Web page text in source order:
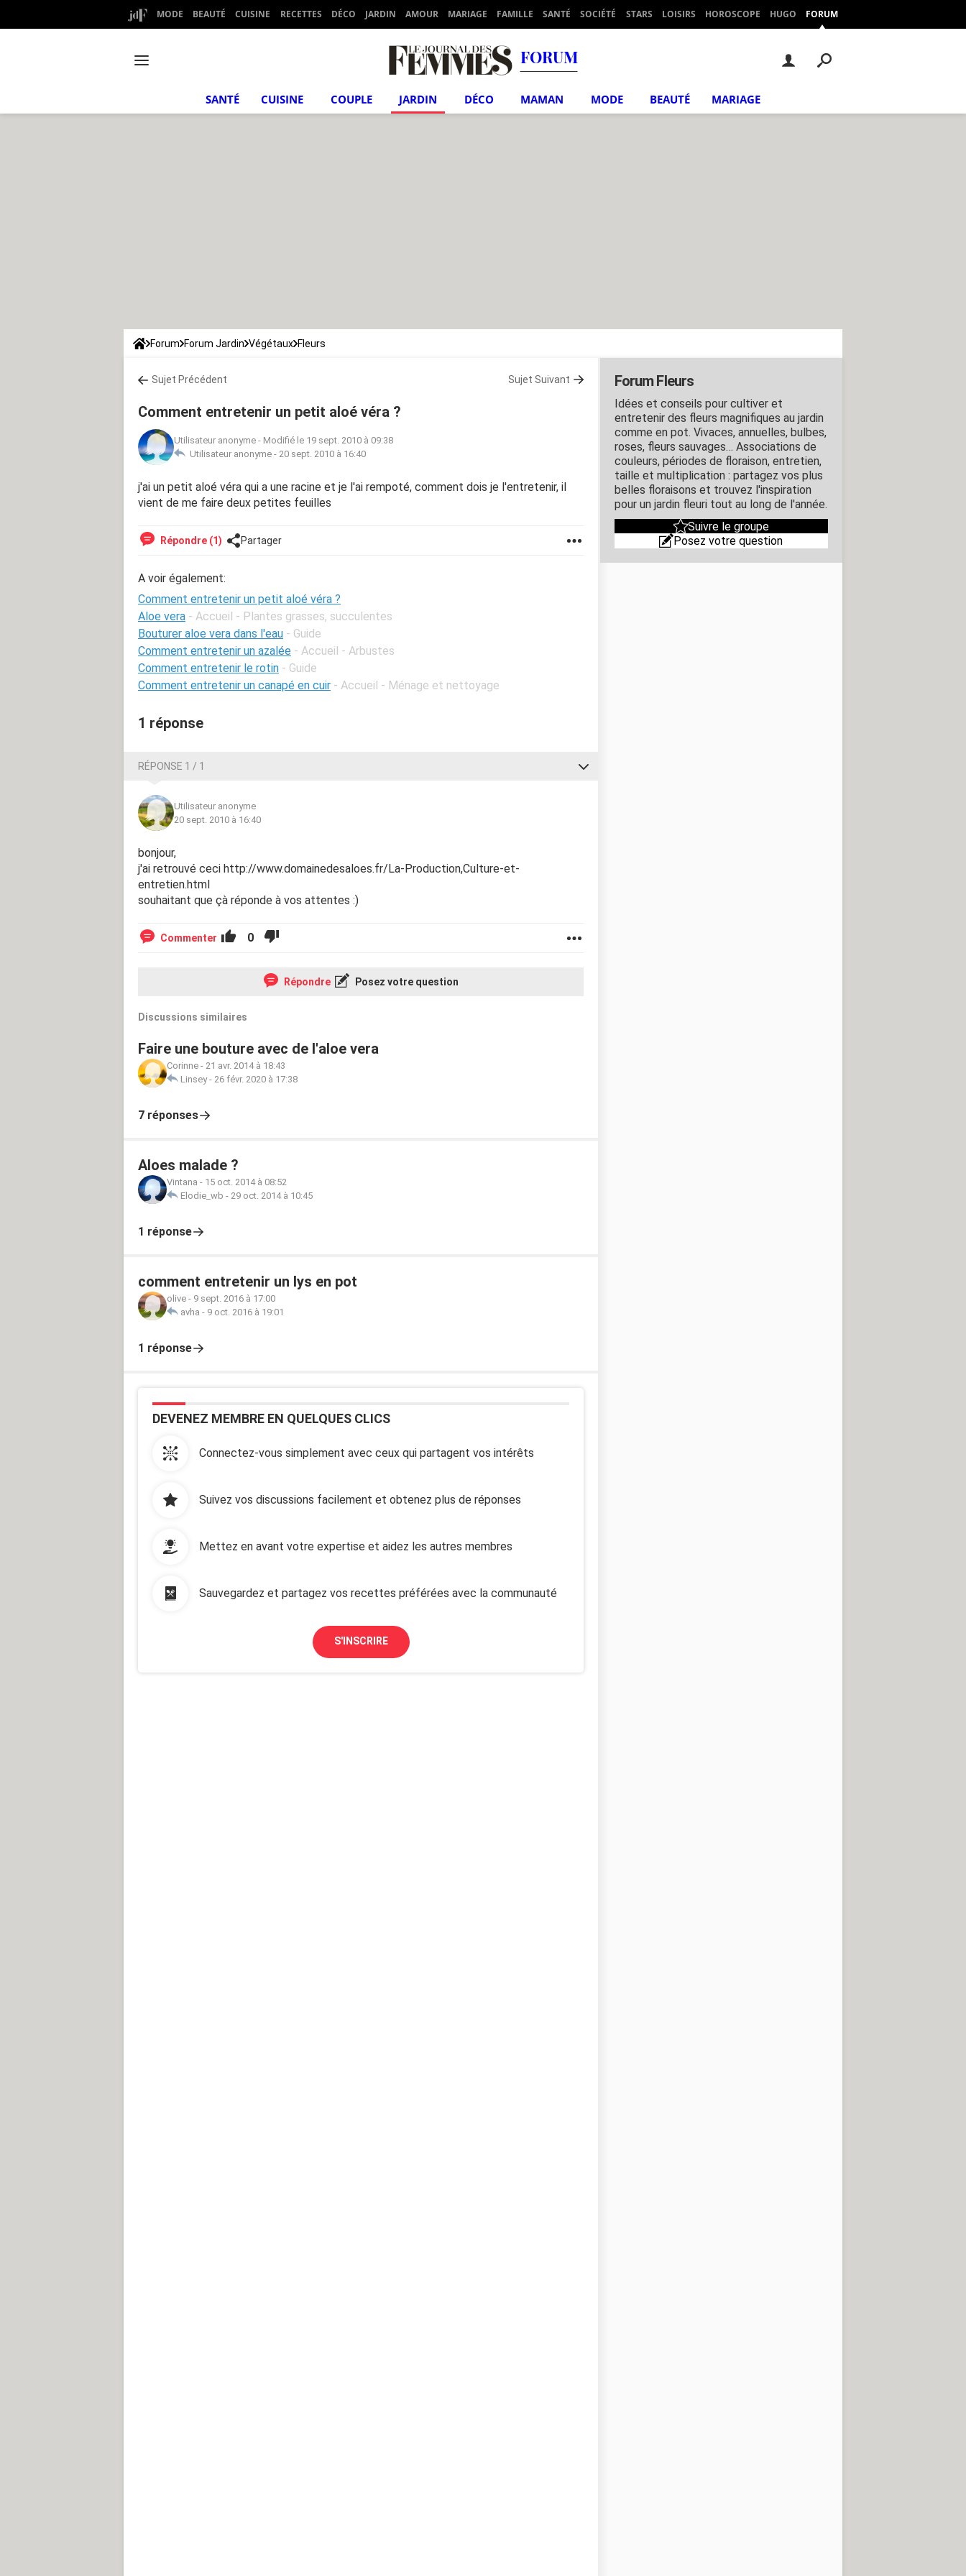
MODE BEAUTÉ CUISINE RECETTES DÉCO JARDIN AMOUR MARIAGE FAMILLE SANTÉ SOCIÉTÉ STARS LOISIRS HOROSCOPE HUGO FORUM
FORUM
SANTÉ CUISINE COUPLE JARDIN DÉCO MAMAN MODE BEAUTÉ MARIAGE
Forum Forum Jardin Végétaux Fleurs
Sujet Précédent Sujet Suivant
Comment entretenir un petit aloé véra ?
Utilisateur anonyme - Modifié le 19 sept. 2010 à 09:38
Utilisateur anonyme - 20 sept. 2010 à 16:40
j'ai un petit aloé véra qui a une racine et je l'ai rempoté, comment dois je l'entretenir, il
vient de me faire deux petites feuilles
Répondre (1) Partager
A voir également:
Comment entretenir un petit aloé véra ?
Aloe vera - Accueil - Plantes grasses, succulentes
Bouturer aloe vera dans l'eau - Guide
Comment entretenir un azalée - Accueil - Arbustes
Comment entretenir le rotin - Guide
Comment entretenir un canapé en cuir - Accueil - Ménage et nettoyage
1 réponse
RÉPONSE 1 / 1
Utilisateur anonyme
20 sept. 2010 à 16:40
bonjour,
j'ai retrouvé ceci http://www.domainedesaloes.fr/La-Production,Culture-et-
entretien.html
souhaitant que çà réponde à vos attentes :)
Commenter 0
Répondre Posez votre question
Discussions similaires
Faire une bouture avec de l'aloe vera
Corinne - 21 avr. 2014 à 18:43
Linsey- 26 févr. 2020 à 17:38
7 réponses
Aloes malade ?
Vintana - 15 oct. 2014 à 08:52
Elodie_wb - 29 oct. 2014 à 10:45
1 réponse
comment entretenir un lys en pot
olive - 9 sept. 2016 à 17:00
avha - 9 oct. 2016 à 19:01
1 réponse
DEVENEZ MEMBRE EN QUELQUES CLICS
Connectez-vous simplement avec ceux qui partagent vos intérêts
Suivez vos discussions facilement et obtenez plus de réponses
Mettez en avant votre expertise et aidez les autres membres
Sauvegardez et partagez vos recettes préférées avec la communauté
S'INSCRIRE
Forum Fleurs
Idées et conseils pour cultiver et
entretenir des fleurs magnifiques au jardin
comme en pot. Vivaces, annuelles, bulbes,
roses, fleurs sauvages… Associations de
couleurs, périodes de floraison, entretien,
taille et multiplication : partagez vos plus
belles floraisons et trouvez l'inspiration
pour un jardin fleuri tout au long de l'année.
Suivre le groupe
Posez votre question